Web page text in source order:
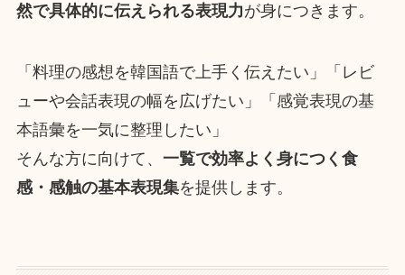
然で具体的に伝えられる表現力が身につきます。
「料理の感想を韓国語で上手く伝えたい」「レビ
ューや会話表現の幅を広げたい」「感覚表現の基
本語彙を一気に整理したい」
そんな方に向けて、 一覧で効率よく身につく食
感・感触の基本表現集を提供します。